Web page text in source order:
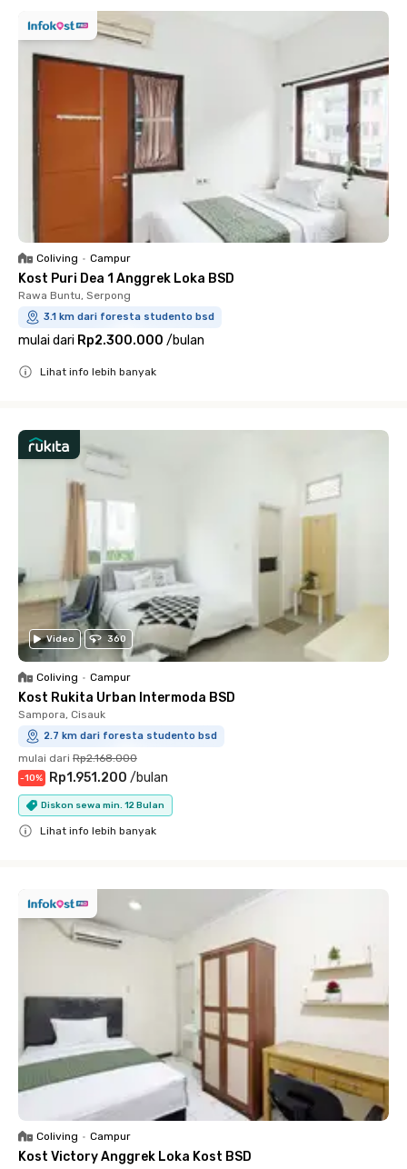
Coliving • Campur
Kost Puri Dea 1 Anggrek Loka BSD
Rawa Buntu, Serpong
3.1 km dari foresta studento bsd
mulai dari Rp2.300.000 /bulan
Lihat info lebih banyak
Video 360
Coliving • Campur
Kost Rukita Urban Intermoda BSD
Sampora, Cisauk
2.7 km dari foresta studento bsd
mulai dari Rp2.168.000
-10% Rp1.951.200 /bulan
Diskon sewa min. 12 Bulan
Lihat info lebih banyak
Coliving • Campur
Kost Victory Anggrek Loka Kost BSD